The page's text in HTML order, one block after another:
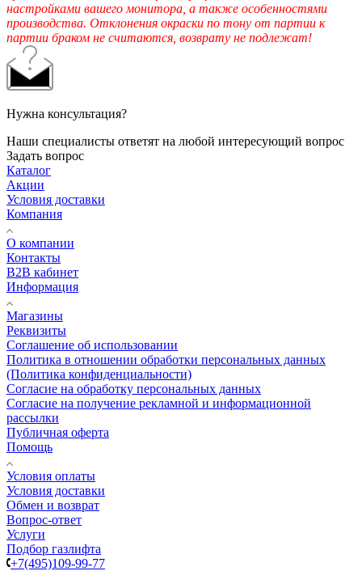
настройками вашего монитора, а также особенностями
производства. Отклонения окраски по тону от партии к
партии браком не считаются, возврату не подлежат!
Нужна консультация?
Наши специалисты ответят на любой интересующий вопрос
Задать вопрос
Каталог
Акции
Условия доставки
Компания
О компании
Контакты
B2B кабинет
Информация
Магазины
Реквизиты
Соглашение об использовании
Политика в отношении обработки персональных данных
(Политика конфиденциальности)
Согласие на обработку персональных данных
Согласие на получение рекламной и информационной
рассылки
Публичная оферта
Помощь
Условия оплаты
Условия доставки
Обмен и возврат
Вопрос-ответ
Услуги
Подбор газлифта
+7(495)109-99-77